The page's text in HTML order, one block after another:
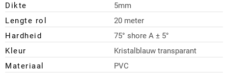
Dikte
5mm
Lengte rol
20 meter
Hardheid
75° shore A ± 5°
Kleur
Kristalblauw transparant
Materiaal
PVC